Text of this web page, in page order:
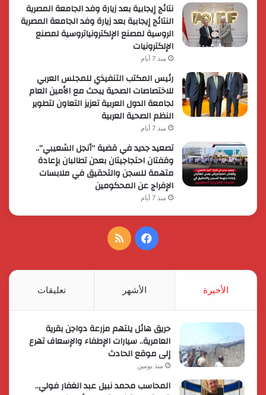
نتائج إيجابية بعد زيارة وفد الجامعة المصرية
النتائج إيجابية بعد زيارة وفد الجامعة المصرية
الروسية لمصنع الإلكترونياتروسية لمصنع
الإلكترونيات
منذ 7 أيام
رئيس المكتب التنفيذي للمجلس العربي
للاختصاصات الصحية يبحث مع الأمين العام
لجامعة الدول العربية تعزيز التعاون لتطوير
النظم الصحية العربية
منذ 7 أيام
تصعيد جديد في قضية “أنجل الشعيبي”..
وقفتان احتجاجيتان بعدن تطالبان بإعادة
متهمة للسجن والتحقيق في ملابسات
الإفراج عن المحكومين
منذ 7 أيام
فيسبوكملخص
الأخيرة الأشهر تعليقات
حريق هائل يلتهم مزرعة دواجن بقرية
العامرية.. سيارات الإطفاء والإسعاف تهرع
إلى موقع الحادث
منذ يومين
المحاسب محمد نبيل عبد الغفار فولي..